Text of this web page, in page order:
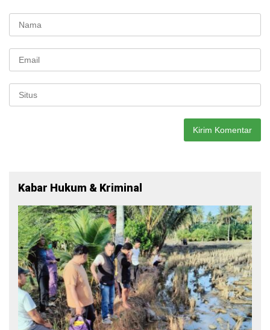
Kabar Hukum & Kriminal